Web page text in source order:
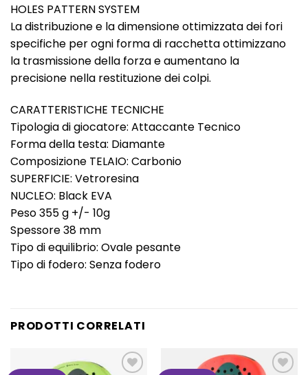
HOLES PATTERN SYSTEM
La distribuzione e la dimensione ottimizzata dei fori
specifiche per ogni forma di racchetta ottimizzano
la trasmissione della forza e aumentano la
precisione nella restituzione dei colpi.
CARATTERISTICHE TECNICHE
Tipologia di giocatore: Attaccante Tecnico
Forma della testa: Diamante
Composizione TELAIO: Carbonio
SUPERFICIE: Vetroresina
NUCLEO: Black EVA
Peso 355 g +/- 10g
Spessore 38 mm
Tipo di equilibrio: Ovale pesante
Tipo di fodero: Senza fodero
PRODOTTI CORRELATI